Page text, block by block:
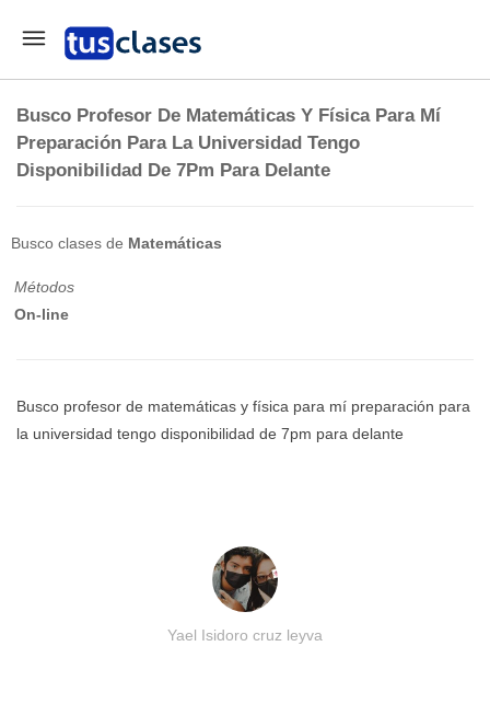
Busco Profesor De Matemáticas Y Física Para Mí
Preparación Para La Universidad Tengo
Disponibilidad De 7Pm Para Delante
Busco clases de Matemáticas
Métodos
On-line
Busco profesor de matemáticas y física para mí preparación para
la universidad tengo disponibilidad de 7pm para delante
Yael Isidoro cruz leyva